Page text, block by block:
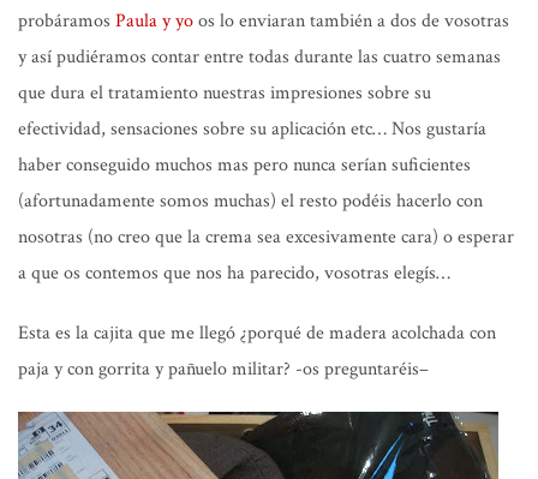
probáramos Paula y yoos lo enviaran también ados de vosotras
y así pudiéramos contar entre todas durante las cuatro semanas
que dura el tratamiento nuestras impresiones sobre su
efectividad, sensaciones sobre su aplicación etc… Nos gustaría
haber conseguido muchos mas pero nunca serían suficientes
(afortunadamente somos muchas) el resto podéis hacerlo con
nosotras (no creo que la crema sea excesivamente cara) o esperar
a que os contemos que nos ha parecido, vosotras elegís…
Esta es la cajita que me llegó¿porqué de madera acolchada con
paja y con gorrita y pañuelo militar? -os preguntaréis–